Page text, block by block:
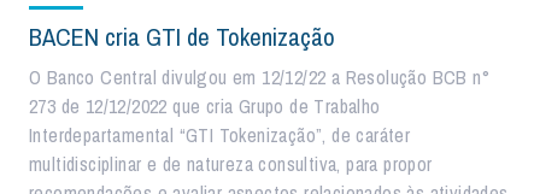
BACEN cria GTI de Tokenização
O Banco Central divulgou em 12/12/22 a Resolução BCB n°
273 de 12/12/2022 que cria Grupo de Trabalho
Interdepartamental “GTI Tokenização”, de caráter
multidisciplinar e de natureza consultiva, para propor